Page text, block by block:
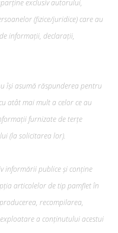
exclusiv autorului,
(fizice/juridice) care au
informații, declarații,
își asumă răspunderea pentru
atât mai mult a celor ce au
furnizate de terțe
(la solicitarea lor).
informării publice și conține
articolelor de tip pamflet în
recompilarea,
a conținutului acestui